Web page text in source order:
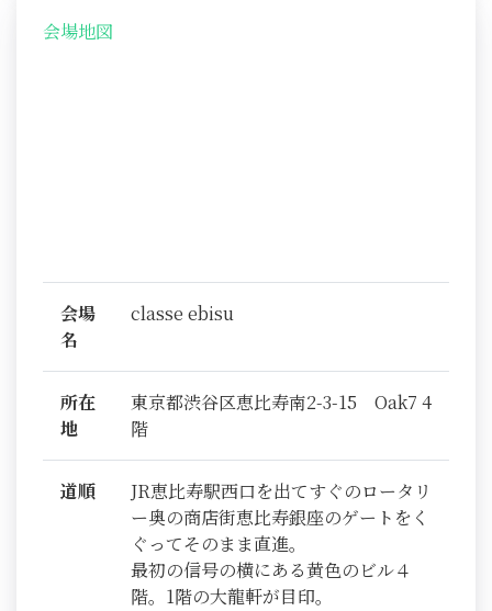
会場地図
会場
名
classe ebisu
所在
地
東京都渋谷区恵比寿南2-3-15 Oak7 4
階
道順
JR恵比寿駅西口を出てすぐのロータリ
ー奥の商店街恵比寿銀座のゲートをく
ぐってそのまま直進。
最初の信号の横にある黄色のビル４
階。1階の大龍軒が目印。